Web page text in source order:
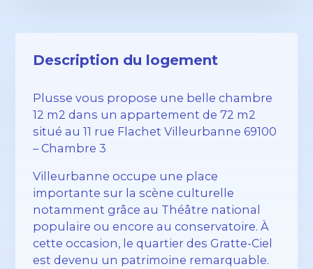
Description du logement
Plusse vous propose une belle chambre
12 m2 dans un appartement de 72 m2
situé au 11 rue Flachet Villeurbanne 69100
– Chambre 3
Villeurbanne occupe une place
importante sur la scène culturelle
notamment grâce au Théâtre national
populaire ou encore au conservatoire. À
cette occasion, le quartier des Gratte-Ciel
est devenu un patrimoine remarquable.